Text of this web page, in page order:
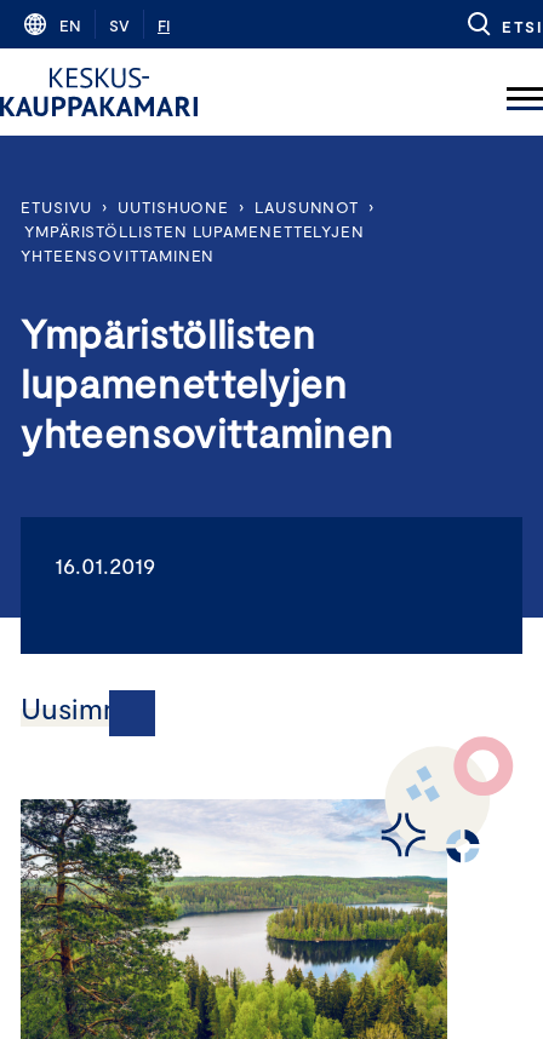
Skip
content
EN SV FI ETSI
ETUSIVU › UUTISHUONE › LAUSUNNOT
›
YMPÄRISTÖLLISTEN LUPAMENETTELYJEN
YHTEENSOVITTAMINEN
Ympäristöllisten
lupamenettelyjen
yhteensovittaminen
16.01.2019
Uusimmat